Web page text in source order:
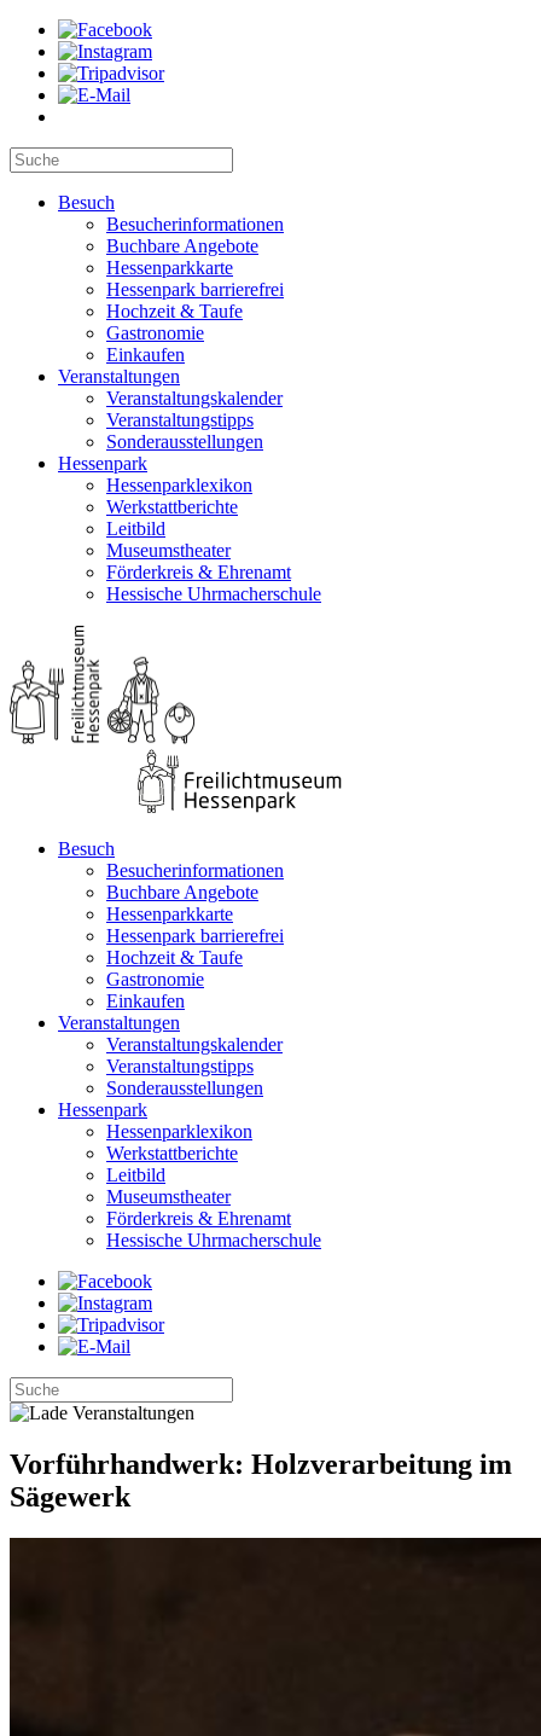
Besuch
Besucherinformationen
Buchbare Angebote
Hessenparkkarte
Hessenpark barrierefrei
Hochzeit & Taufe
Gastronomie
Einkaufen
Veranstaltungen
Veranstaltungskalender
Veranstaltungstipps
Sonderausstellungen
Hessenpark
Hessenparklexikon
Werkstattberichte
Leitbild
Museumstheater
Förderkreis & Ehrenamt
Hessische Uhrmacherschule
Besuch
Besucherinformationen
Buchbare Angebote
Hessenparkkarte
Hessenpark barrierefrei
Hochzeit & Taufe
Gastronomie
Einkaufen
Veranstaltungen
Veranstaltungskalender
Veranstaltungstipps
Sonderausstellungen
Hessenpark
Hessenparklexikon
Werkstattberichte
Leitbild
Museumstheater
Förderkreis & Ehrenamt
Hessische Uhrmacherschule
Vorführhandwerk: Holzverarbeitung im
Sägewerk